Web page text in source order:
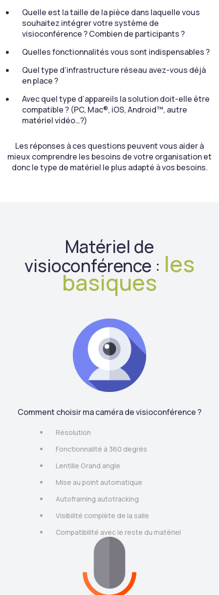
Quelle est la taille de la pièce dans laquelle vous
souhaitez intégrer votre système de
visioconférence ? Combien de participants ?
Quelles fonctionnalités vous sont indispensables ?
Quel type d’infrastructure réseau avez-vous déjà
en place ?
Avec quel type d’appareils la solution doit-elle être
compatible ? (PC, Mac®, iOS, Android™, autre
matériel vidéo…?)
Les réponses à ces questions peuvent vous aider à
mieux comprendre les besoins de votre organisation et
donc le type de matériel le plus adapté à vos besoins.
Matériel de
visioconférence : les
basiques
Comment choisir ma caméra de visioconférence ?
Résolution
Fonctionnalité à 360 degrés
Lentille Grand angle
Mise au point automatique
Autoframing autotracking
Visibilité complète de la salle
Compatibilité avec le reste du matériel